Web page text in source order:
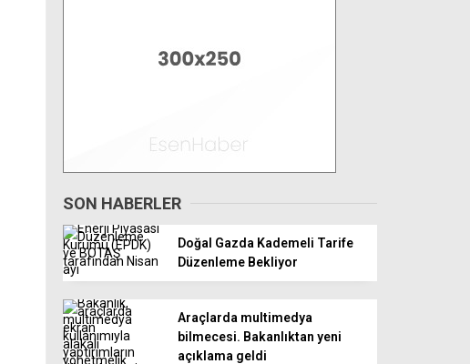
SON HABERLER
Doğal Gazda Kademeli Tarife
Düzenleme Bekliyor
Araçlarda multimedya
bilmecesi. Bakanlıktan yeni
açıklama geldi